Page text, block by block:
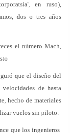
en ruso),
dos o tres años
el número Mach,
que el diseño del
de hasta
hecho de materiales
vuelos sin piloto.
que los ingenieros